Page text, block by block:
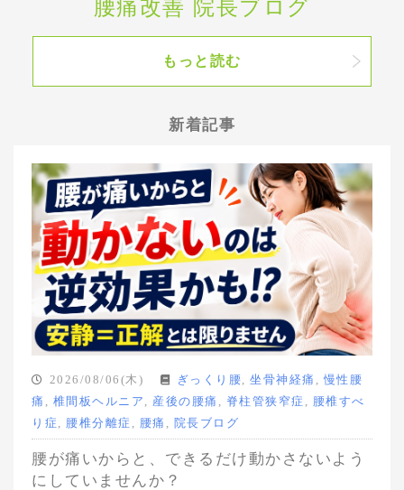
腰痛改善 院長ブログ
もっと読む
新着記事
2026/08/06(木) ぎっくり腰 坐骨神経痛
慢性腰
痛
椎間板ヘルニア 産後の腰痛 脊柱管狭窄症
腰椎すべ
り症
腰椎分離症 腰痛 院長ブログ
腰が痛いからと、できるだけ動かさないよう
にしていませんか？